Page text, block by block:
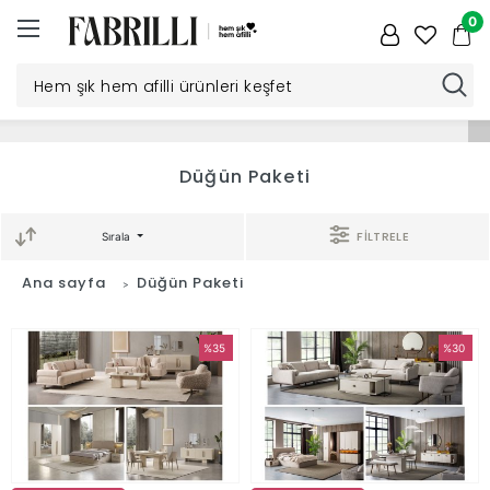
0
Yemek
Odası
Tv
Düğün Paketi
Sırala FİLTRELE
Ana sayfa Düğün Paketi
%35 %30